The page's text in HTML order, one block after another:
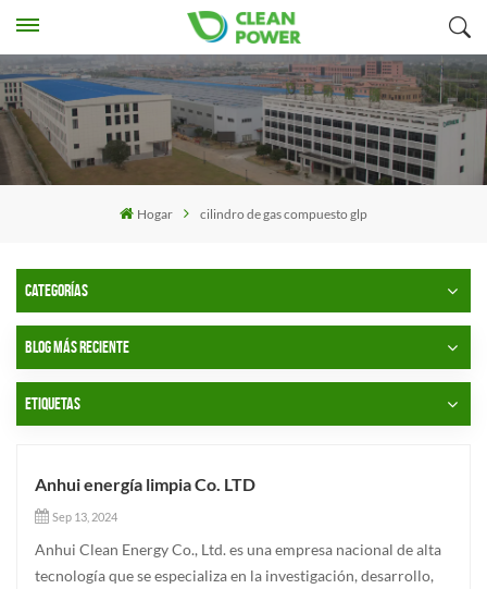
Hogar cilindro de gas compuesto glp
CATEGORÍAS
BLOG MÁS RECIENTE
ETIQUETAS
Anhui energía limpia Co. LTD
Sep 13, 2024
Anhui Clean Energy Co., Ltd. es una empresa nacional de alta
tecnología que se especializa en la investigación, desarrollo,